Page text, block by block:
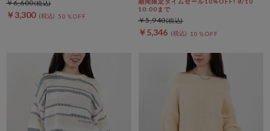
￥3,300 50％OFF
￥6,600
期間限定タイムセール10%OFF! 8/10
10:00まで
￥5,346 10％OFF
￥5,940